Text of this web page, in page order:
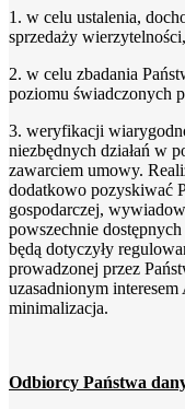
1. w celu ustalenia,
sprzedaży wierzytelności,
2. w celu zbadania
poziomu świadczonych
3. weryfikacji
niezbędnych działań w
zawarciem umowy.
dodatkowo pozyskiwać
gospodarczej,
powszechnie
będą dotyczyły
prowadzonej przez
uzasadnionym
minimalizacja.
Odbiorcy Państwa